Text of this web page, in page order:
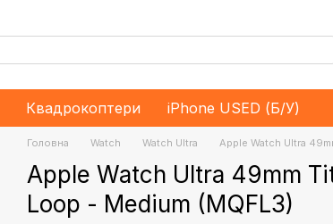
Квадрокоптери iPhone USED (Б/У)
Головна Watch Watch Ultra Apple Watch Ultra
Apple Watch Ultra 49mm
Loop - Medium (MQFL3)